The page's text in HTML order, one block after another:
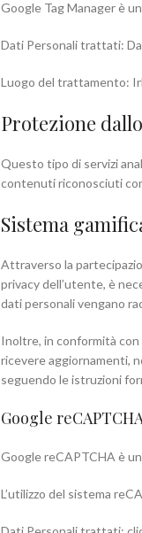
Google Tag Manager è
Dati Personali trattati:
Luogo del trattamento:
Protezione
Questo tipo di servizi
contenuti riconosciuti
Sistema
Attraverso la
privacy dell’utente, è
dati personali vengano
Inoltre, in conformità
ricevere aggiornamenti,
seguendo le istruzioni
Google
Google reCAPTCHA è
L’utilizzo del sistema